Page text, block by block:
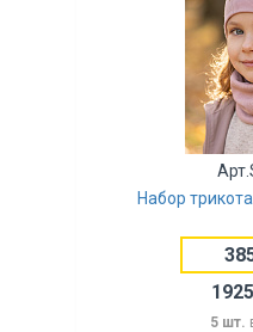
Набор
1925
5 шт.